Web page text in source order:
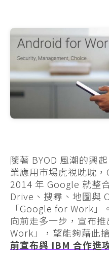
隨著 BYOD 風潮的興
業應用市場虎視眈眈
2014 年 Google 就整
Drive、搜尋、地圖與
「Google for Work
向前走多一步，宣布
Work」，望能夠藉此
前宣布與 IBM 合作進